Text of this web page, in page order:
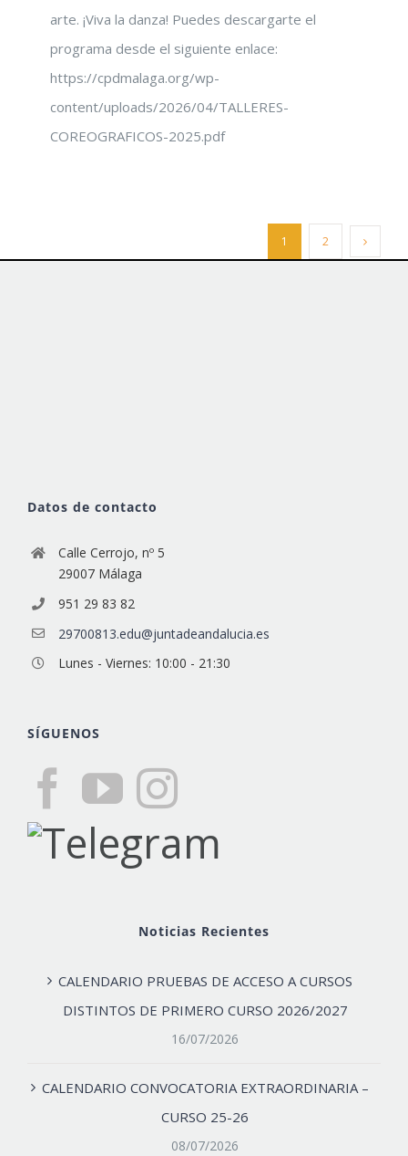
arte. ¡Viva la danza! Puedes descargarte el
programa desde el siguiente enlace:
https://cpdmalaga.org/wp-
content/uploads/2026/04/TALLERES-
COREOGRAFICOS-2025.pdf
1 2
Datos de contacto
Calle Cerrojo, nº 5
29007 Málaga
951 29 83 82
29700813.edu@juntadeandalucia.es
Lunes - Viernes: 10:00 - 21:30
SÍGUENOS
Noticias Recientes
CALENDARIO PRUEBAS DE ACCESO A CURSOS
DISTINTOS DE PRIMERO CURSO 2026/2027
16/07/2026
CALENDARIO CONVOCATORIA EXTRAORDINARIA –
CURSO 25-26
08/07/2026